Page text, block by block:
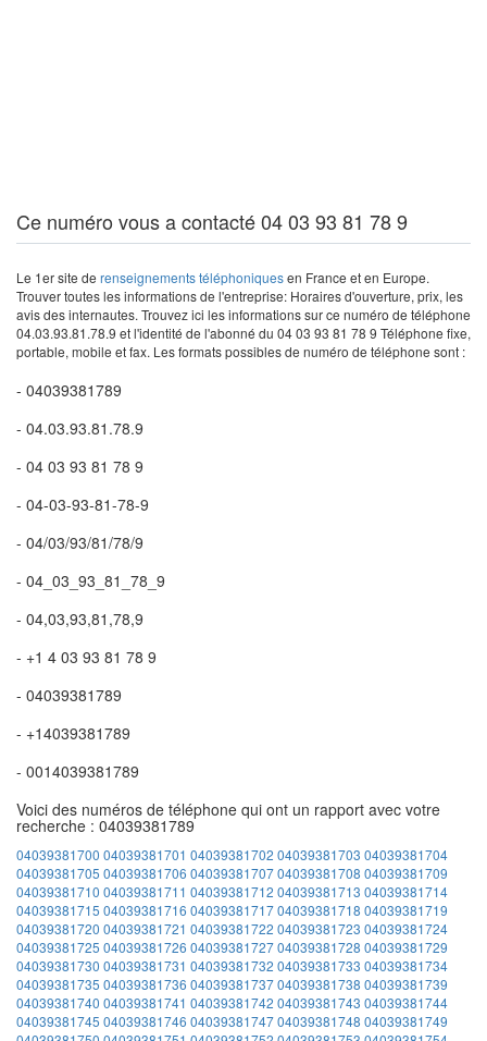
Ce numéro vous a contacté 04 03 93 81 78 9
Le 1er site de renseignements téléphoniquesen France et en Europe.
Trouver toutes les informations de l'entreprise: Horaires d'ouverture, prix, les
avis des internautes. Trouvez ici les informations sur ce numéro de téléphone
04.03.93.81.78.9 et l'identité de l'abonné du 04 03 93 81 78 9 Téléphone fixe,
portable, mobile et fax. Les formats possibles de numéro de téléphone sont :
- 04039381789
- 04.03.93.81.78.9
- 04 03 93 81 78 9
- 04-03-93-81-78-9
- 04/03/93/81/78/9
- 04_03_93_81_78_9
- 04,03,93,81,78,9
- +1 4 03 93 81 78 9
- 04039381789
- +14039381789
- 0014039381789
Voici des numéros de téléphone qui ont un rapport avec votre
recherche : 04039381789
04039381700 04039381701 04039381702 04039381703 04039381704
04039381705 04039381706 0403938170704039381708 04039381709
04039381710 04039381711 04039381712 04039381713 04039381714
04039381715 04039381716 0403938171704039381718 04039381719
04039381720 04039381721 04039381722 04039381723 04039381724
04039381725 04039381726 0403938172704039381728 04039381729
04039381730 04039381731 04039381732 04039381733 04039381734
04039381735 04039381736 0403938173704039381738 04039381739
04039381740 04039381741 04039381742 04039381743 04039381744
04039381745 04039381746 0403938174704039381748 04039381749